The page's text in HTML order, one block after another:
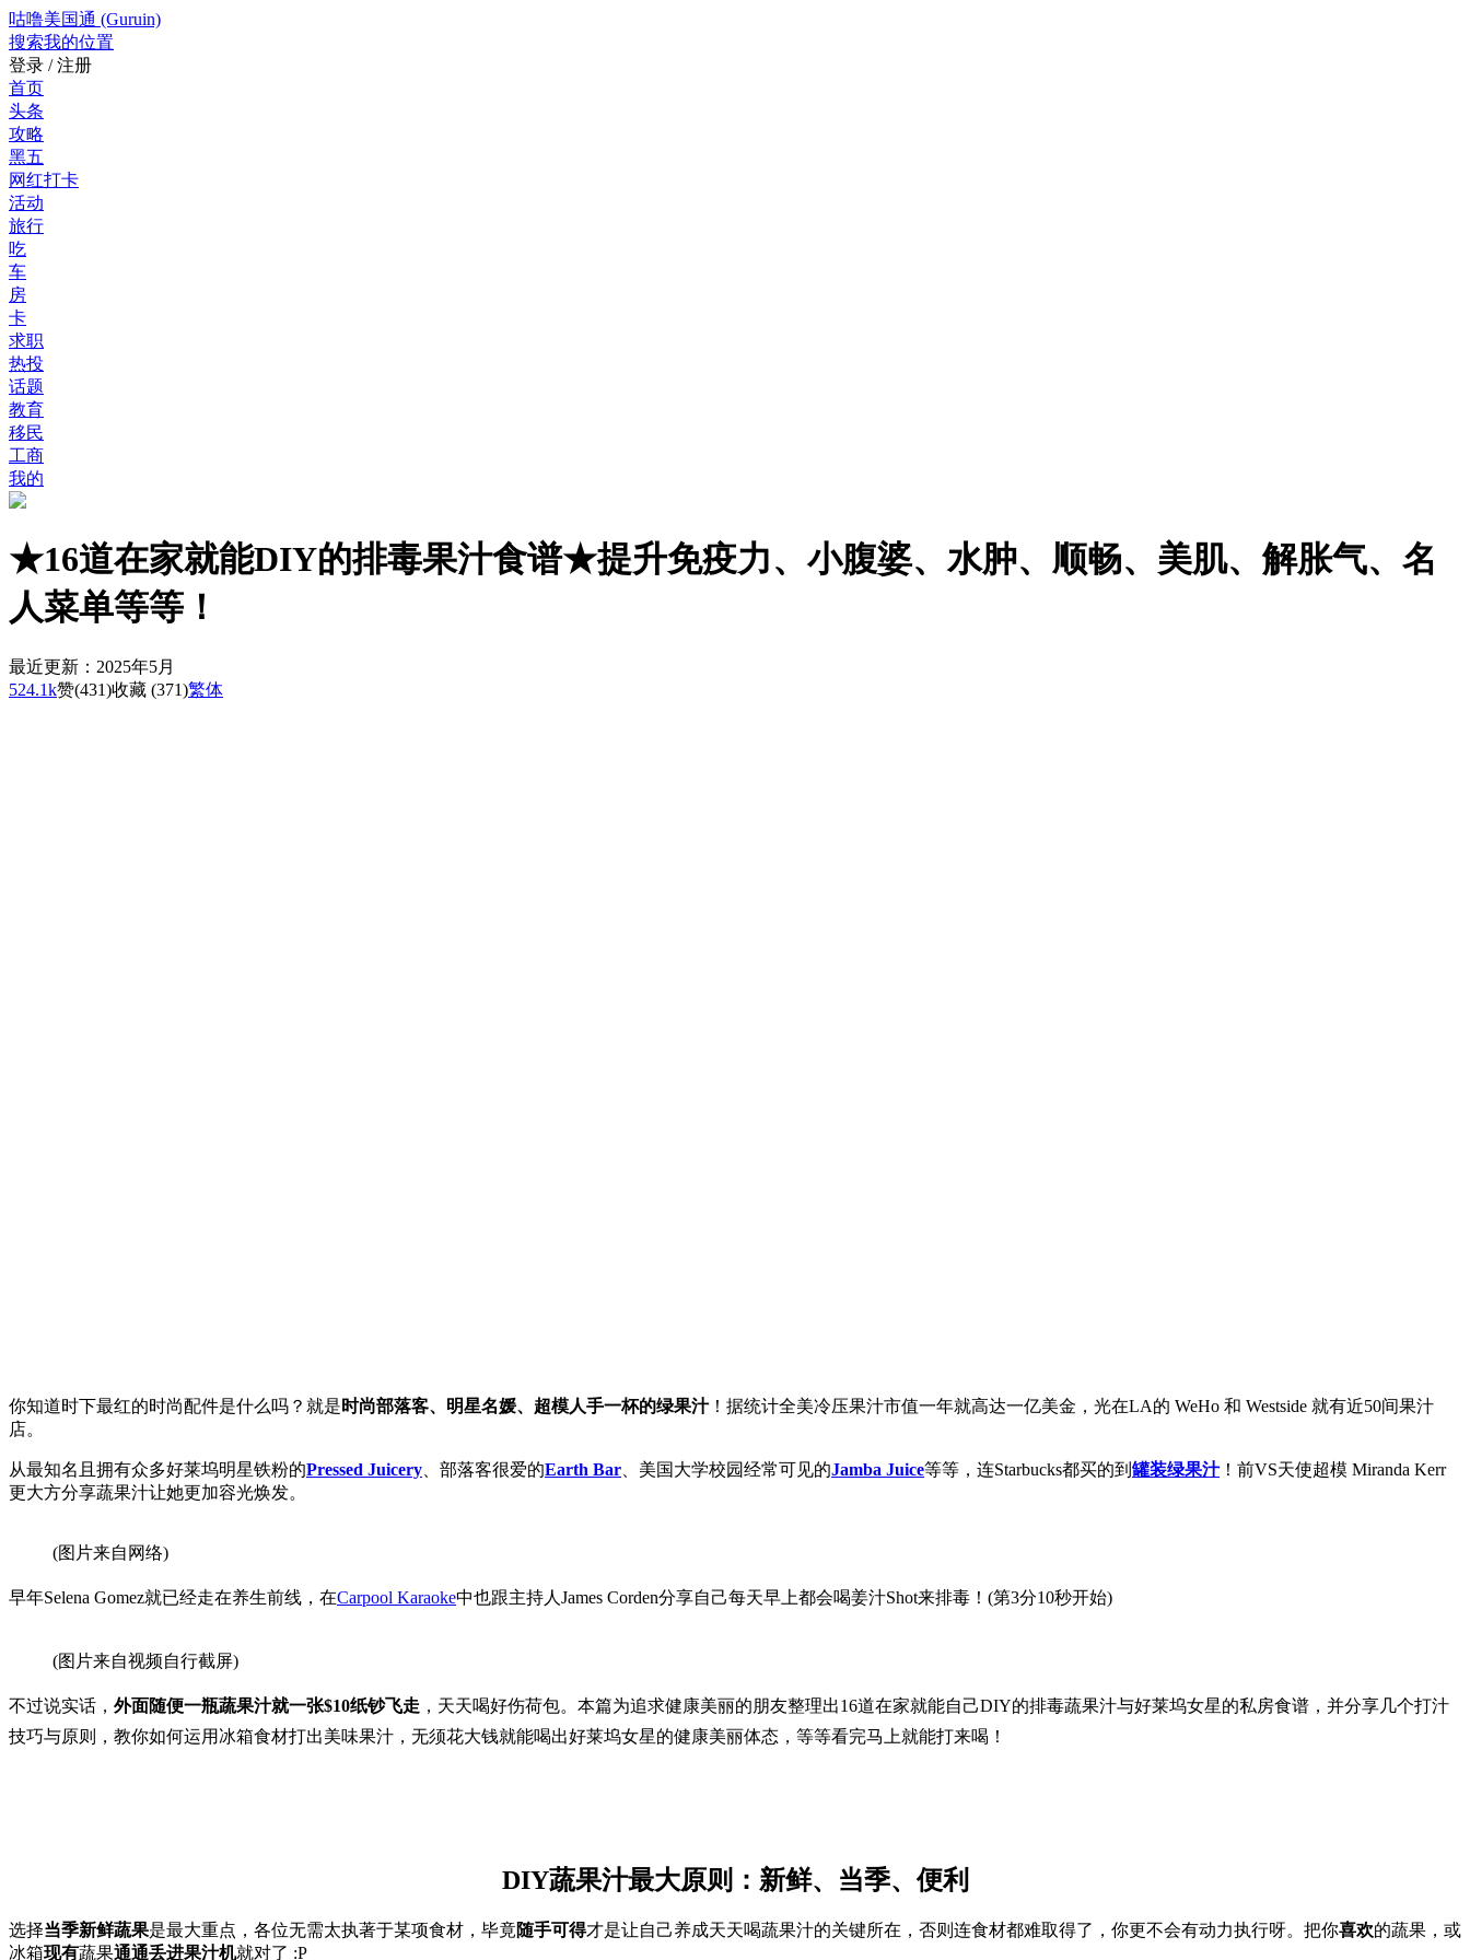
咕噜美国通 (Guruin)
搜索我的位置
登录 / 注册
首页
头条
攻略
黑五
网红打卡
活动
旅行
吃
车
房
卡
求职
热投
话题
教育
移民
工商
我的
★16道在家就能DIY的排毒果汁食谱★提升免疫力、小腹婆、水肿、顺畅、美肌、解胀气、名
人菜单等等！
最近更新：2025年5月
524.1k赞(431)收藏 (371)繁体
你知道时下最红的时尚配件是什么吗？就是 时尚部落客、明星名媛、超模人手一杯的绿果汁！据统计全美冷压果汁市值一年就高达一亿美金，光在LA的 WeHo 和 Westside 就有近50间果汁
店。
从最知名且拥有众多好莱坞明星铁粉的Pressed Juicery 、部落客很爱的Earth Bar 、美国大学校园经常可见的Jamba Juice等等，连Starbucks都买的到 罐装绿果汁！前VS天使超模 Miranda Kerr
更大方分享蔬果汁让她更加容光焕发。
(图片来自网络)
早年Selena Gomez就已经走在养生前线，在Carpool Karaoke中也跟主持人James Corden分享自己每天早上都会喝姜汁Shot来排毒！(第3分10秒开始)
(图片来自视频自行截屏)
不过说实话， 外面随便一瓶蔬果汁就一张$10纸钞飞走 ，天天喝好伤荷包。本篇为追求健康美丽的朋友整理出16道在家就能自己DIY的排毒蔬果汁与好莱坞女星的私房食谱，并分享几个打汁
技巧与原则，教你如何运用冰箱食材打出美味果汁，无须花大钱就能喝出好莱坞女星的健康美丽体态，等等看完马上就能打来喝！
DIY蔬果汁最大原则：新鲜、当季、便利
选择当季新鲜蔬果是最大重点，各位无需太执著于某项食材，毕竟随手可得才是让自己养成天天喝蔬果汁的关键所在，否则连食材都难取得了，你更不会有动力执行呀。把你喜欢的蔬果，或
冰箱现有蔬果通通丢进果汁机就对了 :P